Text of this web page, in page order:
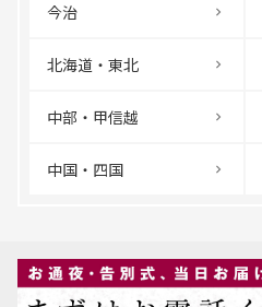
今治
北海道・東北
中部・甲信越
中国・四国